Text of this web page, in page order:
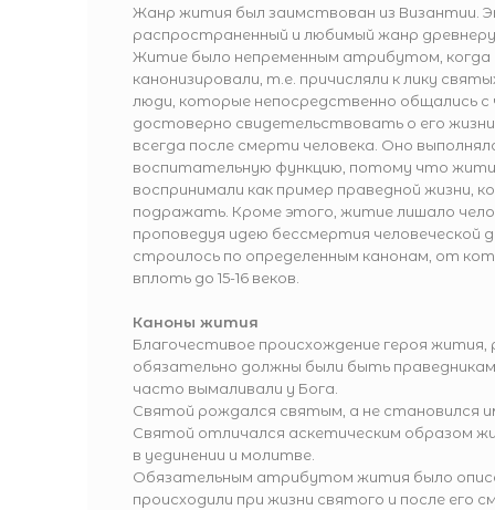
Жанр жития был заимствован из Византии.
распространенный и любимый жанр
Житие было непременным атрибутом, когда
канонизировали, т.е. причисляли к лику
люди, которые непосредственно общались с
достоверно свидетельствовать о его
всегда после смерти человека. Оно
воспитательную функцию, потому что
воспринимали как пример праведной жизни,
подражать. Кроме этого, житие лишало
проповедуя идею бессмертия человеческой
строилось по определенным канонам, от
вплоть до 15-16 веков.
Каноны жития
Благочестивое происхождение героя
обязательно должны были быть
часто вымаливали у Бога.
Святой рождался святым, а не становился
Святой отличался аскетическим образом
в уединении и молитве.
Обязательным атрибутом жития было
происходили при жизни святого и после его